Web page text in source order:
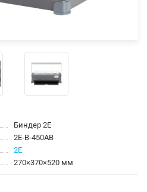
Биндер 2E
2E-B-450AB
2E
270×370×520 мм